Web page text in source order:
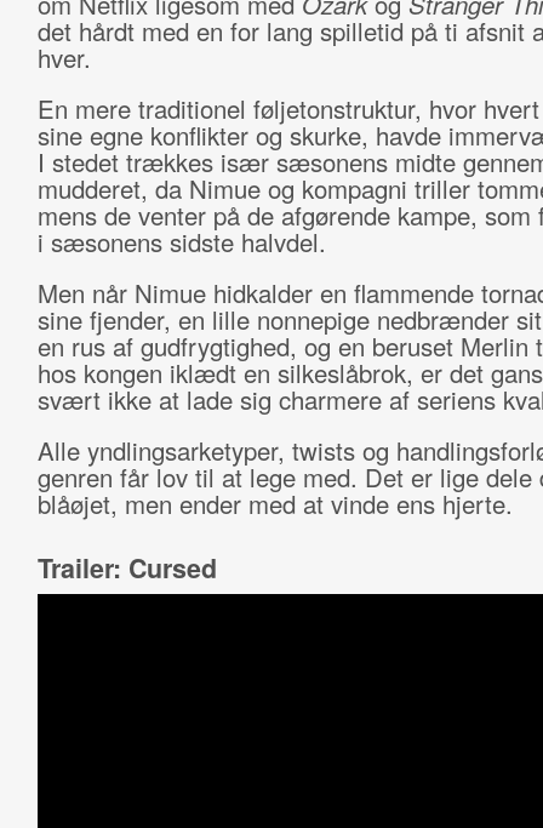
det hårdt med en for lang spilletid på ti afsnit
hver.
En mere traditionel føljetonstruktur, hvor
sine egne konflikter og skurke, havde
I stedet trækkes især sæsonens midte
mudderet, da Nimue og kompagni triller
mens de venter på de afgørende kampe, som
i sæsonens sidste halvdel.
Men når Nimue hidkalder en flammende
sine fjender, en lille nonnepige nedbrænder
en rus af gudfrygtighed, og en beruset
hos kongen iklædt en silkeslåbrok, er det
svært ikke at lade sig charmere af seriens
Alle yndlingsarketyper, twists og
genren får lov til at lege med. Det er lige dele
blåøjet, men ender med at vinde ens hjerte.
Trailer: Cursed